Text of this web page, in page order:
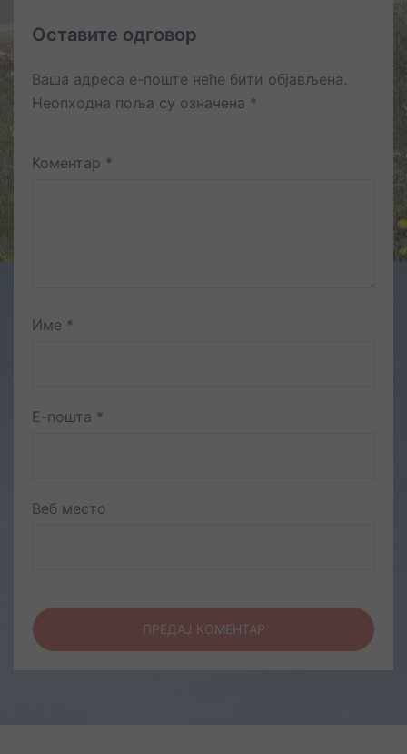
Оставите одговор
Ваша адреса е-поште неће бити објављена.
Неопходна поља су означена *
Коментар *
Име *
Е-пошта *
Веб место